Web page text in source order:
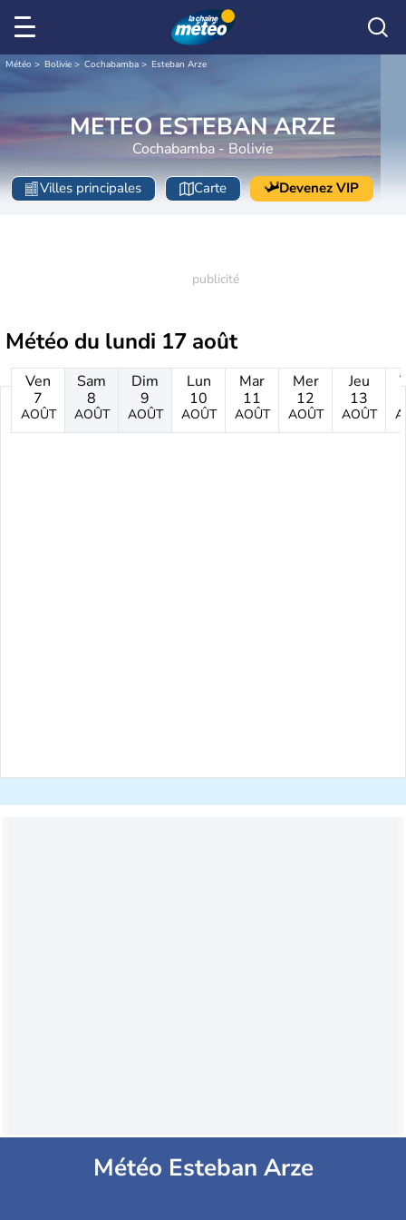
Météo Bolivie Cochabamba Esteban Arze
METEO ESTEBAN ARZE
Cochabamba - Bolivie
Villes principales Carte Devenez VIP
Météo du lundi 17 août
Ven
7
AOÛT
Sam
8
AOÛT
Dim
9
AOÛT
Lun
10
AOÛT
Mar
11
AOÛT
Mer
12
AOÛT
Jeu
13
AOÛT
Météo Esteban Arze